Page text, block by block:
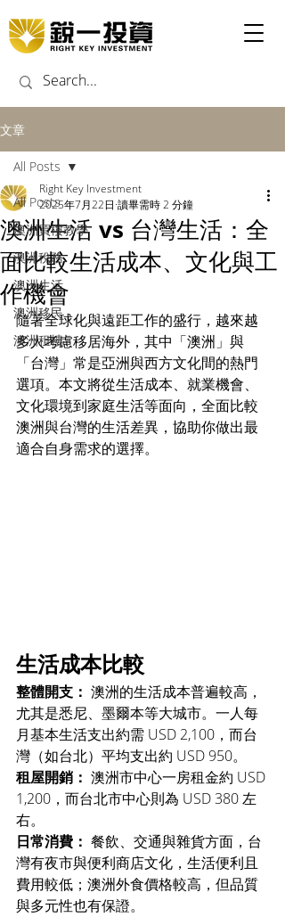
文章
All Posts
澳洲買樓教學
澳洲稅務
澳洲生活
澳洲移民
澳洲租樓
All Posts
澳洲生活 vs 台灣生活：全
面比較生活成本、文化與工
作機會
Right Key Investment
2025年7月22日 讀畢需時 2 分鐘
隨著全球化與遠距工作的盛行，越來越
多人考慮移居海外，其中「澳洲」與
「台灣」常是亞洲與西方文化間的熱門
選項。本文將從生活成本、就業機會、
文化環境到家庭生活等面向，全面比較
澳洲與台灣的生活差異，協助你做出最
適合自身需求的選擇。
生活成本比較
整體開支： 澳洲的生活成本普遍較高，
尤其是悉尼、墨爾本等大城市。一人每
月基本生活支出約需 USD 2,100，而台
灣（如台北）平均支出約 USD 950。
租屋開銷： 澳洲市中心一房租金約 USD
1,200，而台北市中心則為 USD 380 左
右。
日常消費： 餐飲、交通與雜貨方面，台
灣有夜市與便利商店文化，生活便利且
費用較低；澳洲外食價格較高，但品質
與多元性也有保證。